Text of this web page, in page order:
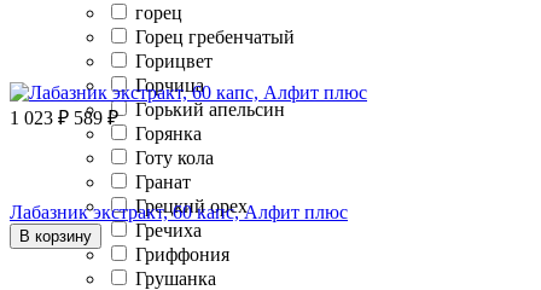
горец
Горец гребенчатый
Горицвет
Горчица
Горький апельсин
Горянка
Готу кола
Гранат
Грецкий орех
Гречиха
Гриффония
Грушанка
1 023 ₽ 589 ₽
Лабазник экстракт, 60 капс, Алфит плюс
В корзину